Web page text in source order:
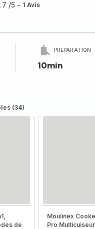
/5 - 1 Avis
PRÉPARATION
10min
(34)
de
Moulinex
Pro